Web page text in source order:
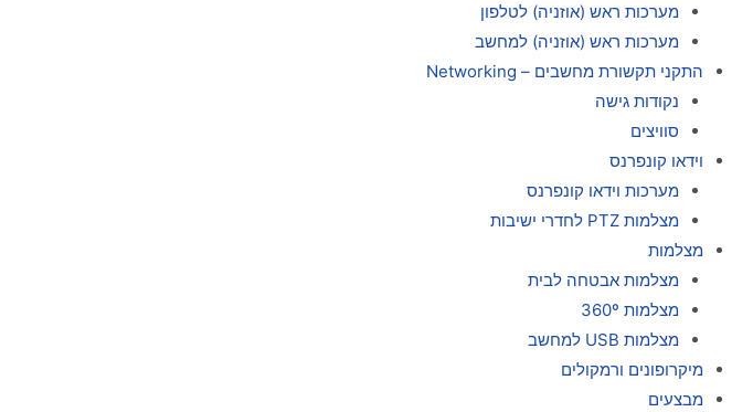
מערכות ראש (אוזניה) לטלפון
מערכות ראש (אוזניה) למחשב
התקני תקשורת מחשבים – Networking
נקודות גישה
סוויצים
וידאו קונפרנס
מערכות וידאו קונפרנס
מצלמות PTZ לחדרי ישיבות
מצלמות
מצלמות אבטחה לבית
מצלמות 360º
מצלמות USB למחשב
מיקרופונים ורמקולים
מבצעים